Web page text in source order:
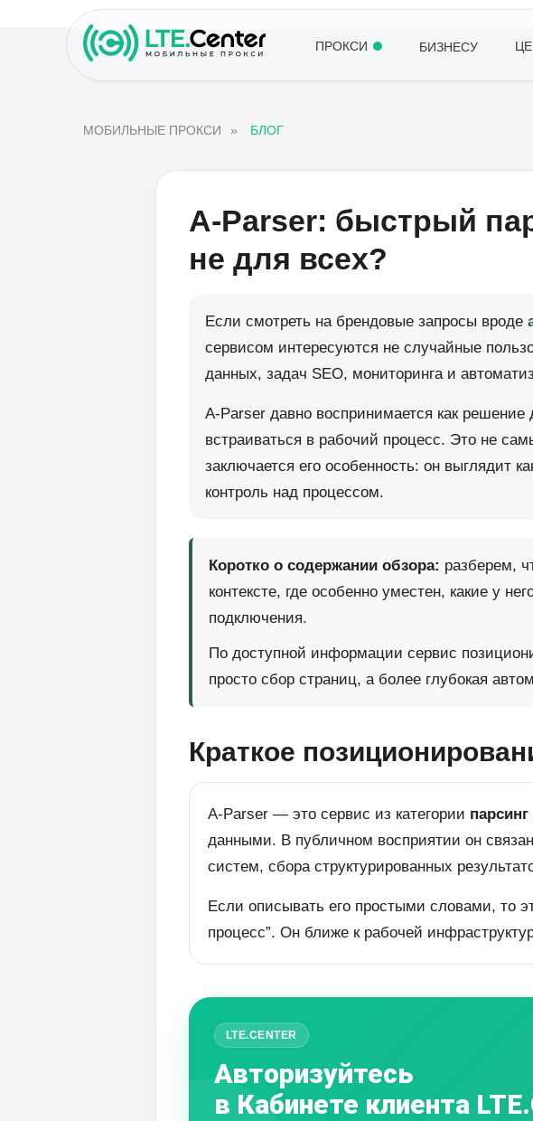
ПРОКСИ БИЗНЕСУ
МОБИЛЬНЫЕ ПРОКСИ » БЛОГ
A-Parser: быстрый
не для всех?
Если смотреть на брендовые запросы вроде
сервисом интересуются не случайные
данных, задач SEO, мониторинга и
A-Parser давно воспринимается как решение
встраиваться в рабочий процесс. Это не
заключается его особенность: он выглядит
контроль над процессом.
Коротко о содержании обзора: разберем,
контексте, где особенно уместен, какие у
подключения.
По доступной информации сервис
просто сбор страниц, а более глубокая
Краткое
A-Parser — это сервис из категории
данными. В публичном восприятии он
систем, сбора структурированных
Если описывать его простыми словами, то
процесс”. Он ближе к рабочей
LTE.CENTER
Авторизуйтесь
в Кабинете клиента